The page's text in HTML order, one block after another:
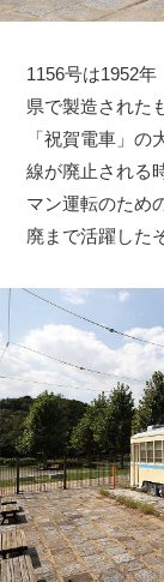
1156号は1952
県で製造された
「祝賀電車」
線が廃止される
マン運転のため
廃まで活躍した